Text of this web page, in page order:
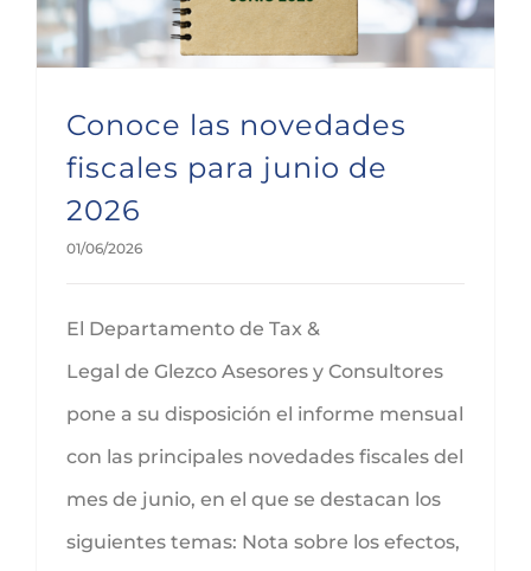
Conoce las novedades
fiscales para junio de
2026
01/06/2026
El Departamento de Tax &
Legal de Glezco Asesores y Consultores
pone a su disposición el informe mensual
con las principales novedades fiscales del
mes de junio, en el que se destacan los
siguientes temas: Nota sobre los efectos,